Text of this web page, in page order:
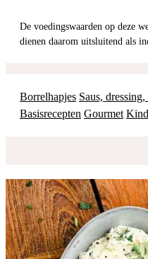
De voedingswaarden op deze website worden automatisch berekend en
dienen daarom uitsluitend als
Borrelhapjes Saus,
Basisrecepten Gourmet